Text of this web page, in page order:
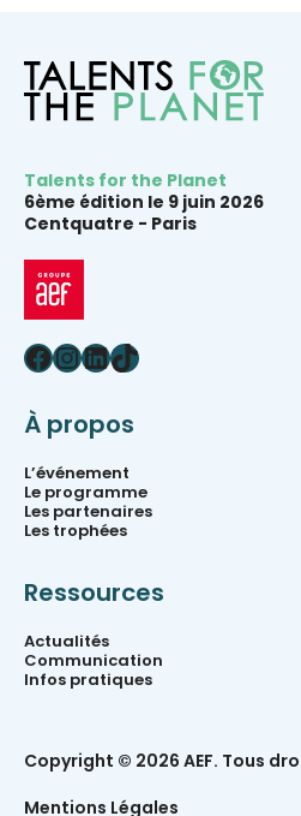
Talents for the Planet
6ème édition le 9 juin 2026
Centquatre - Paris
Facebook
Instagram
LinkedIn
TikTok
À propos
L’événement
Le programme
Les partenaires
Les trophées
Ressources
Actualités
Communication
Infos pratiques
Copyright © 2026 AEF. Tous
Mentions Légales